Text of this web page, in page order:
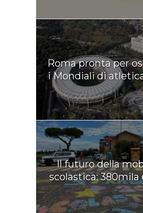
Roma pronta per
i Mondiali di
Il futuro della
scolastica: 380mila